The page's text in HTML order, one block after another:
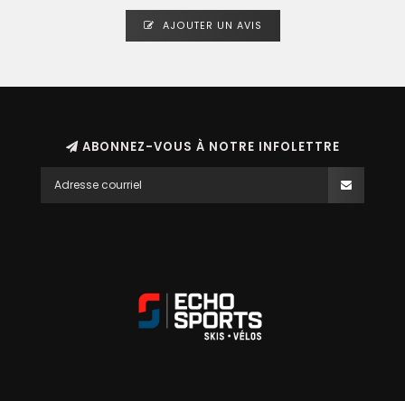
AJOUTER UN AVIS
ABONNEZ-VOUS À NOTRE INFOLETTRE